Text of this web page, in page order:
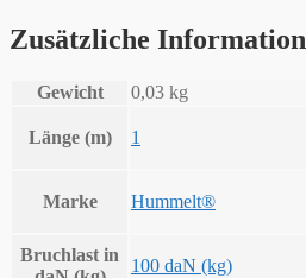
Zusätzliche Information
Gewicht 0,03 kg
Länge (m) 1
Marke Hummelt®
Bruchlast in
100 daN (kg)